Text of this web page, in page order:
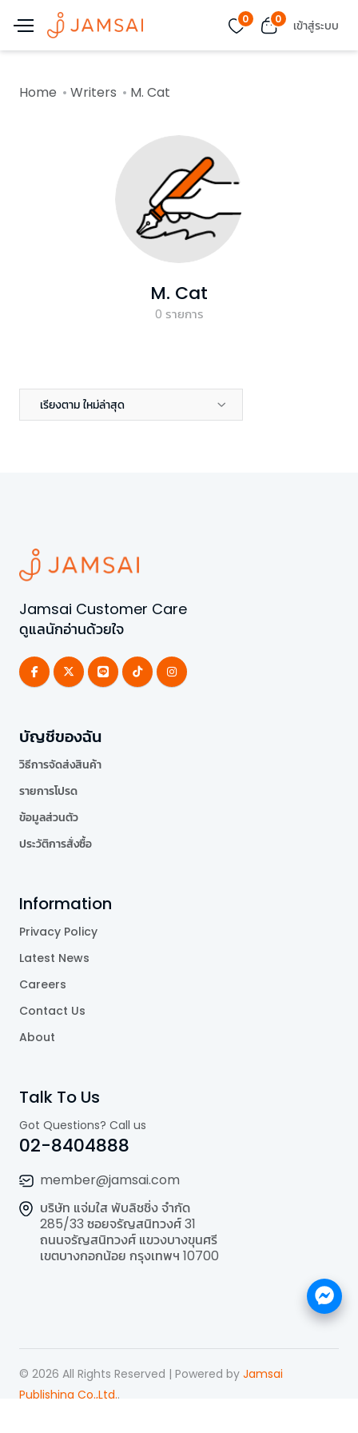
0 0 เข้าสู่ระบบ
Home Writers M. Cat
M. Cat
0 รายการ
เรียงตาม ใหม่ล่าสุด
Jamsai Customer Care
ดูแลนักอ่านด้วยใจ
บัญชีของฉัน
วิธีการจัดส่งสินค้า
รายการโปรด
ข้อมูลส่วนตัว
ประวัติการสั่งซื้อ
Information
Privacy Policy
Latest News
Careers
Contact Us
About
Talk To Us
Got Questions? Call us
02-8404888
member@jamsai.com
บริษัท แจ่มใส พับลิชชิ่ง จำกัด
285/33 ซอยจรัญสนิทวงศ์ 31
ถนนจรัญสนิทวงศ์ แขวงบางขุนศรี
เขตบางกอกน้อย กรุงเทพฯ 10700
© 2026 All Rights Reserved | Powered by Jamsai
Publishing Co.,Ltd..